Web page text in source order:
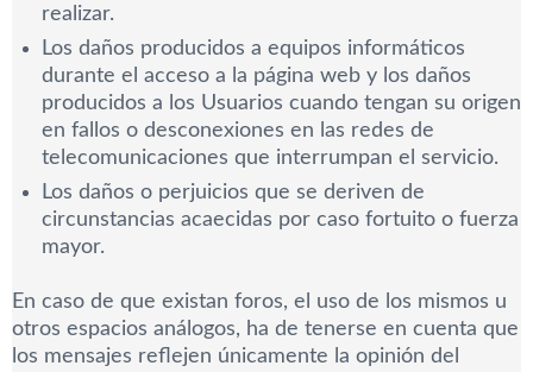
realizar.
Los daños producidos a equipos informáticos
durante el acceso a la página web y los daños
producidos a los Usuarios cuando tengan su origen
en fallos o desconexiones en las redes de
telecomunicaciones que interrumpan el servicio.
Los daños o perjuicios que se deriven de
circunstancias acaecidas por caso fortuito o fuerza
mayor.
En caso de que existan foros, el uso de los mismos u
otros espacios análogos, ha de tenerse en cuenta que
los mensajes reflejen únicamente la opinión del